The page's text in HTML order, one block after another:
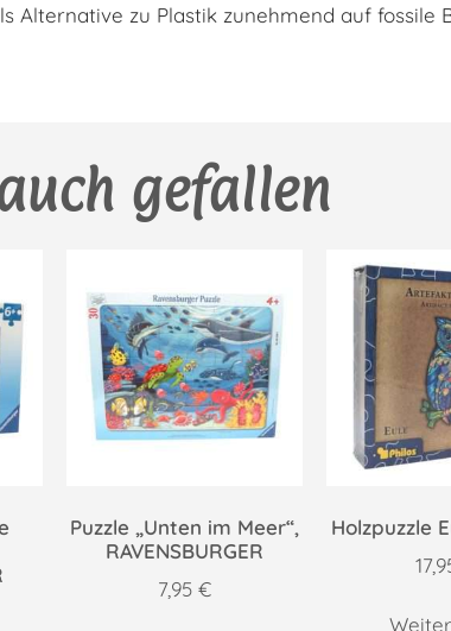
Alternative zu Plastik zunehmend auf fossile
gefallen
Puzzle „Unten im Meer“,
RAVENSBURGER
7,95€
Holzpuzzle